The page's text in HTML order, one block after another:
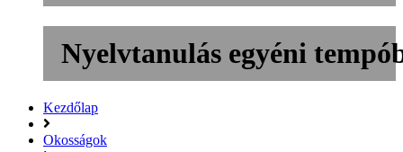
Nyelvtanulás egyéni
Kezdőlap
Okosságok